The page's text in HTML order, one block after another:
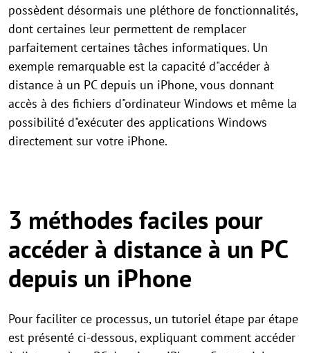
possèdent désormais une pléthore de fonctionnalités,
dont certaines leur permettent de remplacer
parfaitement certaines tâches informatiques. Un
exemple remarquable est la capacité d"accéder à
distance à un PC depuis un iPhone, vous donnant
accès à des fichiers d"ordinateur Windows et même la
possibilité d"exécuter des applications Windows
directement sur votre iPhone.
3 méthodes faciles pour
accéder à distance à un PC
depuis un iPhone
Pour faciliter ce processus, un tutoriel étape par étape
est présenté ci-dessous, expliquant comment accéder